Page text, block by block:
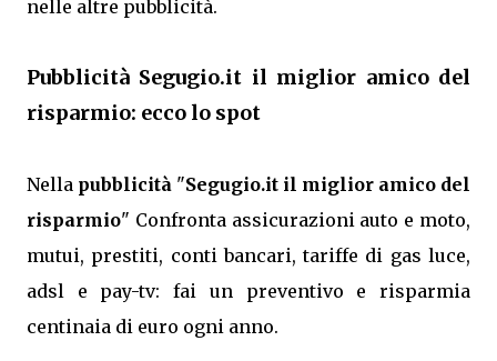
nelle altre pubblicità.
Pubblicità Segugio.it il miglior amico del
risparmio: ecco lo spot
Nella pubblicità "Segugio.it il miglior amico del
risparmio" Confronta assicurazioni auto e moto,
mutui, prestiti, conti bancari, tariffe di gas luce,
adsl e pay-tv: fai un preventivo e risparmia
centinaia di euro ogni anno.